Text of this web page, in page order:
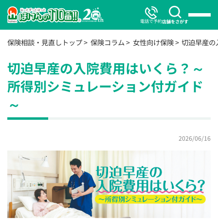
電話で予約店舗をさがす
保険相談・見直しトップ 保険コラム 女性向け保険 切迫早産
切迫早産の入院費用はいくら？～
所得別シミュレーション付ガイド
～
2026/06/16